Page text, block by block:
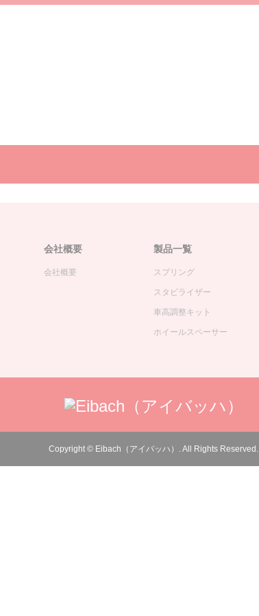
会社概要
会社概要
製品一覧
スプリング
スタビライザー
車高調整キット
ホイールスペーサー
Copyright © Eibach（アイバッハ） . All Rights Reserved.